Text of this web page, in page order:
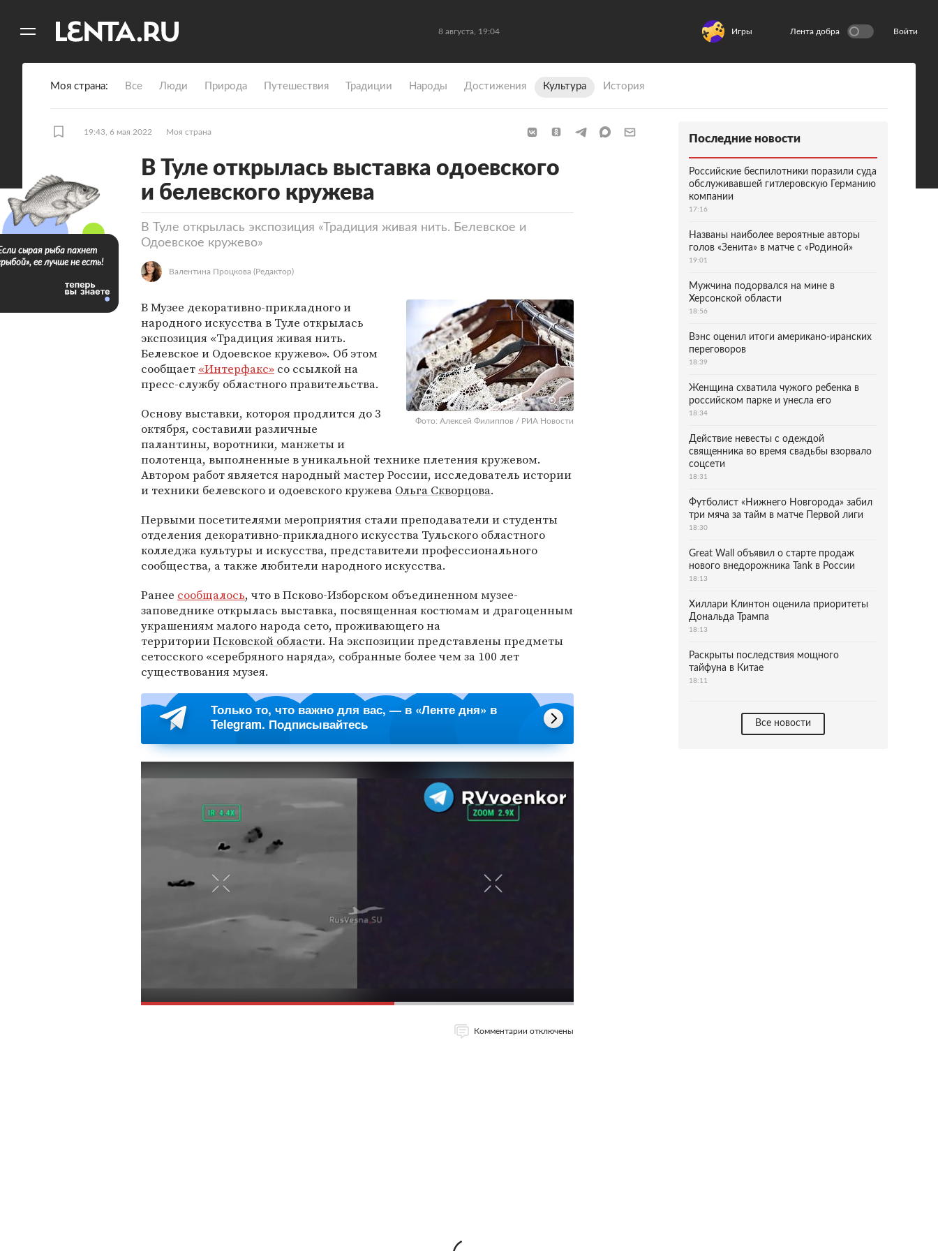
8 августа, 19:04 Игры Лента добра Войти
Моя страна Все Люди Природа Путешествия Традиции Народы Достижения Культура История
19:43, 6 мая 2022 Моя страна
В Туле открылась выставка одоевского
и белевского кружева
В Туле открылась экспозиция «Традиция живая нить. Белевское и
Одоевское кружево»
Валентина Процкова (Редактор)
Фото: Алексей Филиппов / РИА Новости
В Музее декоративно-прикладного и
народного искусства в Туле открылась
экспозиция «Традиция живая нить.
Белевское и Одоевское кружево». Об этом
сообщает «Интерфакс» со ссылкой на
пресс-службу областного правительства.
Основу выставки, котороя продлится до 3
октября, составили различные
палантины, воротники, манжеты и
полотенца, выполненные в уникальной технике плетения кружевом.
Автором работ является народный мастер России, исследователь истории
и техники белевского и одоевского кружева Ольга Скворцова.
Первыми посетителями мероприятия стали преподаватели и студенты
отделения декоративно-прикладного искусства Тульского областного
колледжа культуры и искусства, представители профессионального
сообщества, а также любители народного искусства.
Ранее сообщалось, что в Псково-Изборском объединенном музее-
заповеднике открылась выставка, посвященная костюмам и драгоценным
украшениям малого народа сето, проживающего на
территорииПсковской области. На экспозиции представлены предметы
сетосского «серебряного наряда», собранные более чем за 100 лет
существования музея.
Только то, что важно для вас, — в «Ленте дня» в
Telegram. Подписывайтесь
Комментарии отключены
сырая рыба пахнет
ее лучше не есть!
Последние новости
Российские беспилотники поразили суда
обслуживавшей гитлеровскую Германию
компании
17:16
Названы наиболее вероятные авторы
голов «Зенита» в матче с «Родиной»
19:01
Мужчина подорвался на мине в
Херсонской области
18:56
Вэнс оценил итоги американо-иранских
переговоров
18:39
Женщина схватила чужого ребенка в
российском парке и унесла его
18:34
Действие невесты с одеждой
священника во время свадьбы взорвало
соцсети
18:31
Футболист «Нижнего Новгорода» забил
три мяча за тайм в матче Первой лиги
18:30
Great Wall объявил о старте продаж
нового внедорожника Tank в России
18:13
Хиллари Клинтон оценила приоритеты
Дональда Трампа
18:13
Раскрыты последствия мощного
тайфуна в Китае
18:11
Все новости